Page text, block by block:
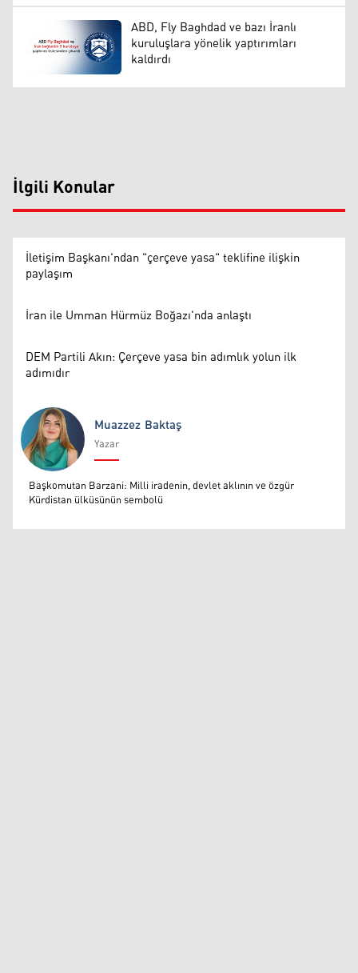
ABD, Fly Baghdad ve bazı İranlı
kuruluşlara yönelik yaptırımları
kaldırdı
İlgili Konular
İletişim Başkanı'ndan "çerçeve yasa" teklifine ilişkin
paylaşım
İran ile Umman Hürmüz Boğazı'nda anlaştı
DEM Partili Akın: Çerçeve yasa bin adımlık yolun ilk
adımıdır
Muazzez Baktaş
Muazzez Baktaş
Yazar
Başkomutan Barzani: Milli iradenin, devlet aklının ve özgür
Kürdistan ülküsünün sembolü